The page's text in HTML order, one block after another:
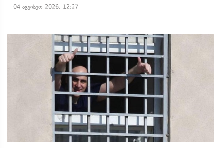
04 აგვისტო 2026, 12:27